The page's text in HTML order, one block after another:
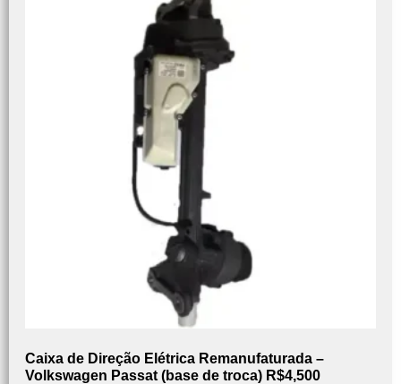
Caixa de Direção Elétrica Remanufaturada –
Volkswagen Passat (base de troca) R$4,500